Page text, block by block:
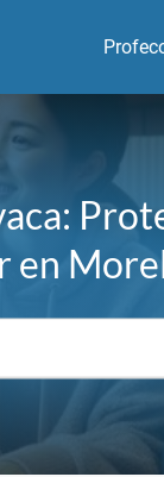
en